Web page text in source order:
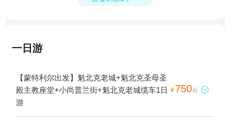
一日游
【蒙特利尔出发】魁北克老城+魁北克圣母圣
殿主教座堂+小尚普兰街+魁北克老城缆车1日
游
¥ 750起 